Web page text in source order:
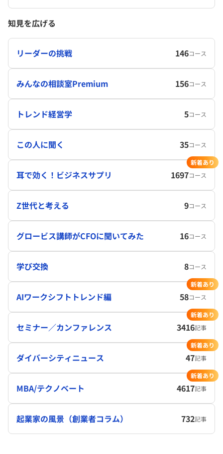
知見を広げる
リーダーの挑戦 146コース
みんなの相談室Premium 156コース
トレンド経営学 5コース
この人に聞く 35コース
耳で効く！ビジネスサプリ 1697コース
新着あり
Z世代と考える 9コース
グロービス講師がCFOに聞いてみた 16コース
学び交換 8コース
AIワークシフトトレンド編 58コース
新着あり
セミナー／カンファレンス 3416記事
新着あり
ダイバーシティニュース 47記事
新着あり
MBA/テクノベート 4617記事
新着あり
起業家の風景（創業者コラム） 732記事